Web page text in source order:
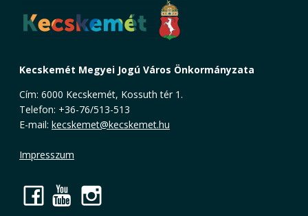
Kecskemét Megyei Jogú Város Önkormányzata
Cím: 6000 Kecskemét, Kossuth tér 1.
Telefon: +36-76/513-513
E-mail: kecskemet@kecskemet.hu
Impresszum
Facebook
YouTube